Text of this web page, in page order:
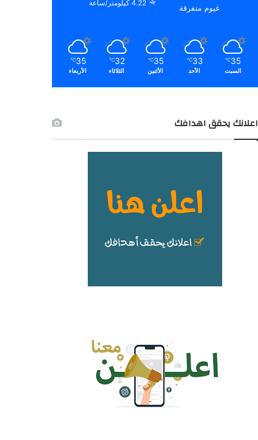
غيوم متفرقة
4.22 كيلومتر/ساعة
35
℃
السبت
33
℃
الأحد
35
℃
الأثنين
32
℃
الثلاثاء
35
℃
الأربعاء
اعلانك يحقق اهدافك